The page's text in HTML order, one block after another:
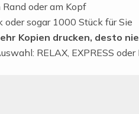
oder am Kopf
oder sogar 1000 Stück für Sie
Kopien drucken, desto
RELAX, EXPRESS oder